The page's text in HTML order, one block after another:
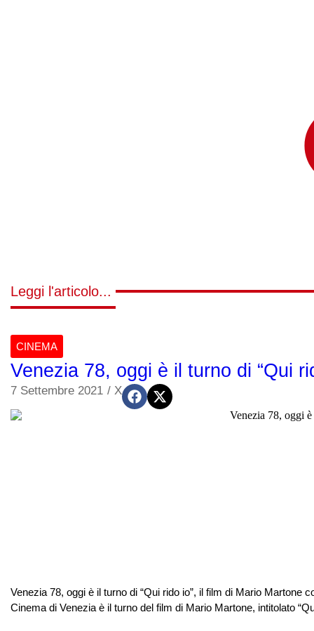
Leggi l'articolo...
CINEMA
Venezia 78, oggi è il turno di “Qui
7 Settembre 2021 / X
Venezia 78, oggi è il turno di “Qui rido io”, il film di Mario
Cinema di Venezia è il turno del film di Mario Martone, intitolato